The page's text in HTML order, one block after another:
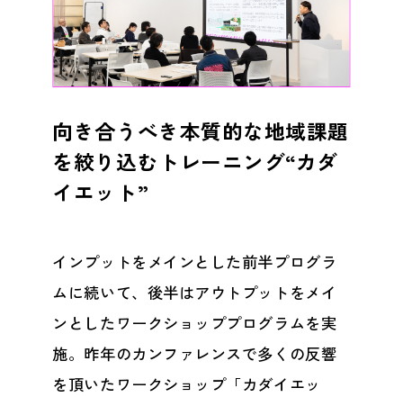
向き合うべき本質的な地域課題
を絞り込むトレーニング“カダ
イエット”
インプットをメインとした前半プログラ
ムに続いて、後半はアウトプットをメイ
ンとしたワークショッププログラムを実
施。昨年のカンファレンスで多くの反響
を頂いたワークショップ「カダイエッ